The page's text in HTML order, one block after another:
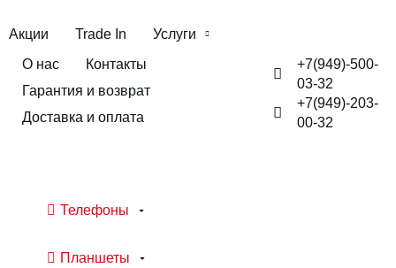
Акции Trade In
Услуги
О нас
Контакты
Гарантия и возврат
Доставка и оплата
+7(949)-500-
03-32
+7(949)-203-
00-32
Телефоны
Планшеты